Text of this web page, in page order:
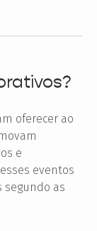
oferecer ao
e
eventos
segundo as